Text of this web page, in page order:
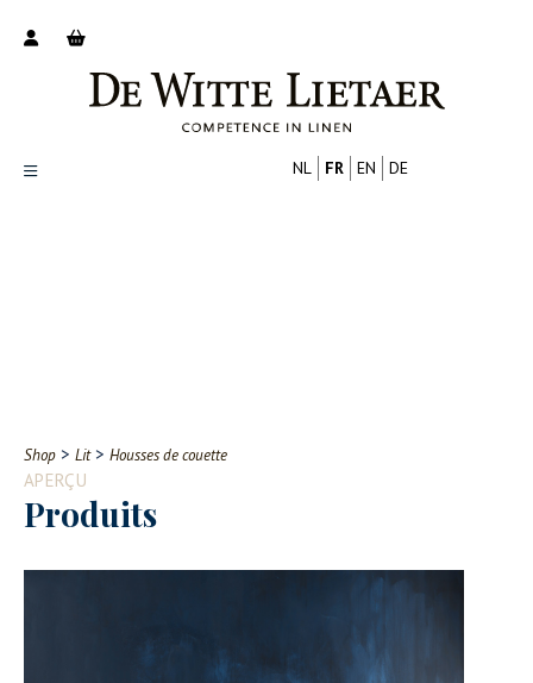
Contact
NL FR EN DE
Shop > Lit> Housses de couette
APERÇU
Produits